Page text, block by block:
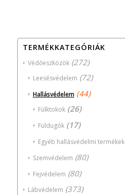
TERMÉKKATEGÓRIÁK
Védőeszközök (272)
Leesésvédelem (72)
Hallásvédelem (44)
Fülktokok (26)
Füldugók (17)
Egyéb hallásvédelmi termékek
Szemvédelem (80)
Fejvédelem (80)
Lábvédelem (373)